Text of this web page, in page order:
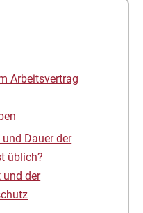
Arbeitsvertrag
Dauer der
üblich?
und der